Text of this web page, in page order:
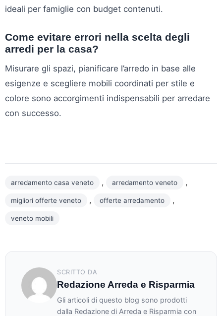
ideali per famiglie con budget contenuti.
Come evitare errori nella scelta degli
arredi per la casa?
Misurare gli spazi, pianificare l’arredo in base alle
esigenze e scegliere mobili coordinati per stile e
colore sono accorgimenti indispensabili per arredare
con successo.
arredamento casa veneto , arredamento veneto ,
migliori offerte veneto , offerte arredamento ,
veneto mobili
SCRITTO DA
Redazione Arreda e Risparmia
Gli articoli di questo blog sono prodotti
dalla Redazione di Arreda e Risparmia con